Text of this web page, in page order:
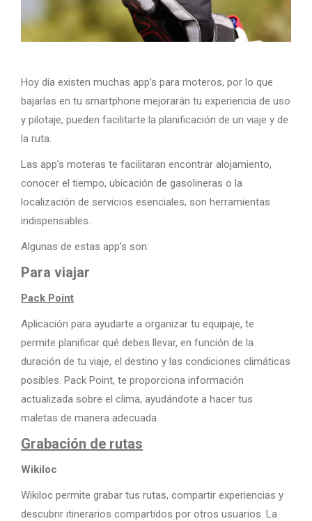
Hoy día existen muchas app’s para moteros, por lo que
bajarlas en tu smartphone mejorarán tu experiencia de uso
y pilotaje, pueden facilitarte la planificación de un viaje y de
la ruta.
Las app’s moteras te facilitaran encontrar alojamiento,
conocer el tiempo, ubicación de gasolineras o la
localización de servicios esenciales, son herramientas
indispensables.
Algunas de estas app’s son:
Para viajar
Pack Point
Aplicación para ayudarte a organizar tu equipaje, te
permite planificar qué debes llevar, en función de la
duración de tu viaje, el destino y las condiciones climáticas
posibles. Pack Point, te proporciona información
actualizada sobre el clima, ayudándote a hacer tus
maletas de manera adecuada.
Grabación de rutas
Wikiloc
Wikiloc permite grabar tus rutas, compartir experiencias y
descubrir itinerarios compartidos por otros usuarios. La